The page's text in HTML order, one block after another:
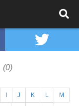
(0)
J K L M